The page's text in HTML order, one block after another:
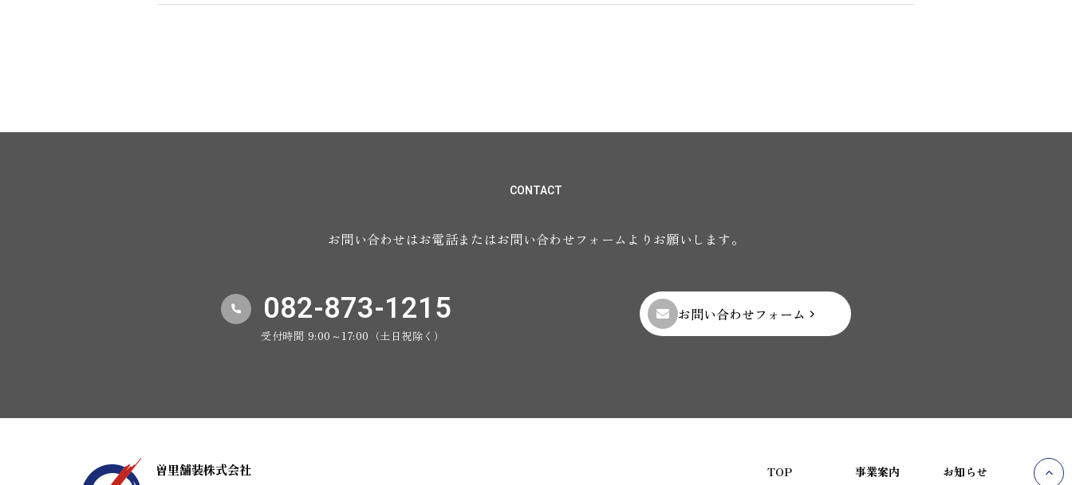
CONTACT
お問い合わせはお電話またはお問い合わせフォームよりお願いします。
082-873-1215
受付時間 9:00～17:00（土日祝除く）
お問い合わせフォーム
曽里舗装株式会社 TOP 事業案内 お知らせ